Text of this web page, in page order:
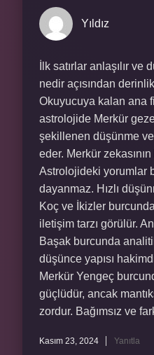
Yıldız
İlk satırlar anlaşılır ve
nedir açısından
Okuyucuya kalan ana
astrolojide Merkür
şekillenen düşünme
eder. Merkür
Astrolojideki yorumlar
dayanmaz. Hızlı
Koç ve İkizler
iletişim tarzı görülür.
Başak burcunda
düşünce yapısı
Merkür Yengeç
güçlüdür, ancak
zordur. Bağımsız ve
Kasım 23, 2024 Yanıtla